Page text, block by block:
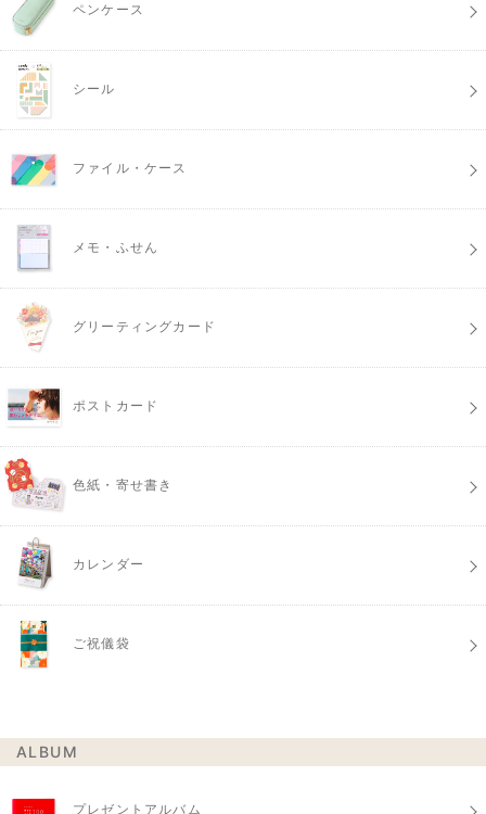
ペンケース
シール
ファイル・ケース
メモ・ふせん
グリーティングカード
ポストカード
色紙・寄せ書き
カレンダー
ご祝儀袋
ALBUM
プレゼントアルバム